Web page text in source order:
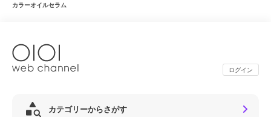
カラーオイルセラム
ログイン
カテゴリーからさがす